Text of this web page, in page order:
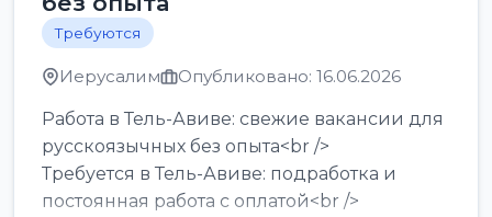
Требуются
Иерусалим Опубликовано: 16.06.2026
Работа в Тель-Авиве: свежие вакансии для
русскоязычных без опыта<br />
Требуется в Тель-Авиве: подработка и
постоянная работа с оплатой<br />